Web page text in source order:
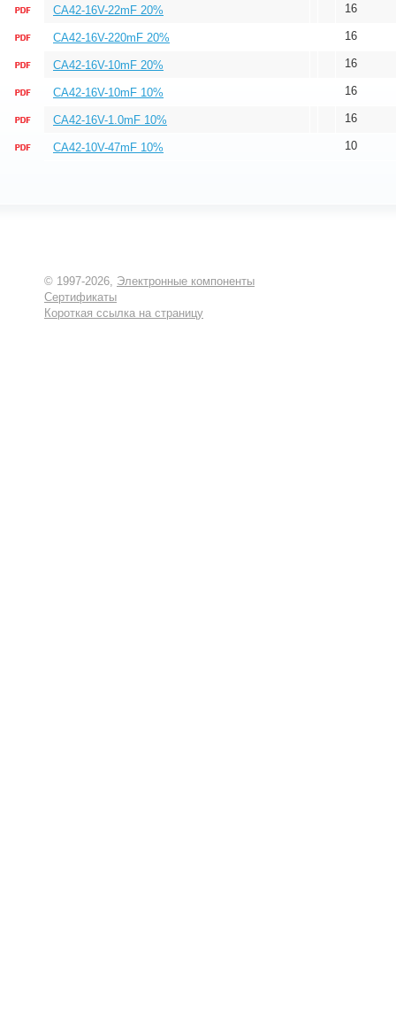
CA42-16V-22mF 20% 16
CA42-16V-220mF 20% 16
CA42-16V-10mF 20% 16
CA42-16V-10mF 10% 16
CA42-16V-1.0mF 10% 16
CA42-10V-47mF 10% 10
© 1997-2026, Электронные компоненты
Сертификаты
Короткая ссылка на страницу